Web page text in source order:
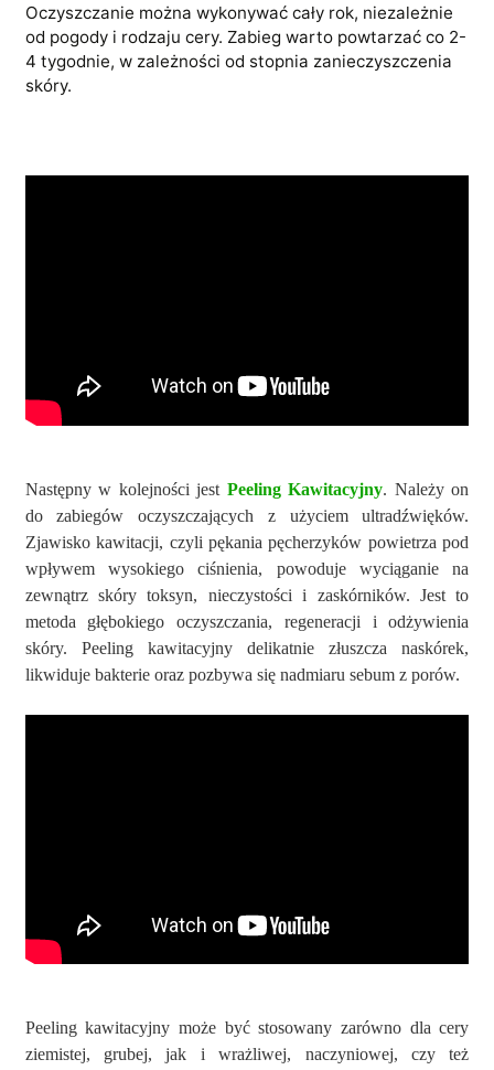
Oczyszczanie można wykonywać cały rok, niezależnie
od pogody i rodzaju cery. Zabieg warto powtarzać co 2-
4 tygodnie, w zależności od stopnia zanieczyszczenia
skóry.
Następny w kolejności jest Peeling Kawitacyjny. Należy on
do zabiegów oczyszczających z użyciem ultradźwięków.
Zjawisko kawitacji, czyli pękania pęcherzyków powietrza pod
wpływem wysokiego ciśnienia, powoduje wyciąganie na
zewnątrz skóry toksyn, nieczystości i zaskórników. Jest to
metoda głębokiego oczyszczania, regeneracji i odżywienia
skóry. Peeling kawitacyjny delikatnie złuszcza naskórek,
likwiduje bakterie oraz pozbywa się nadmiaru sebum z porów.
Peeling kawitacyjny może być stosowany zarówno dla cery
ziemistej, grubej, jak i wrażliwej, naczyniowej, czy też